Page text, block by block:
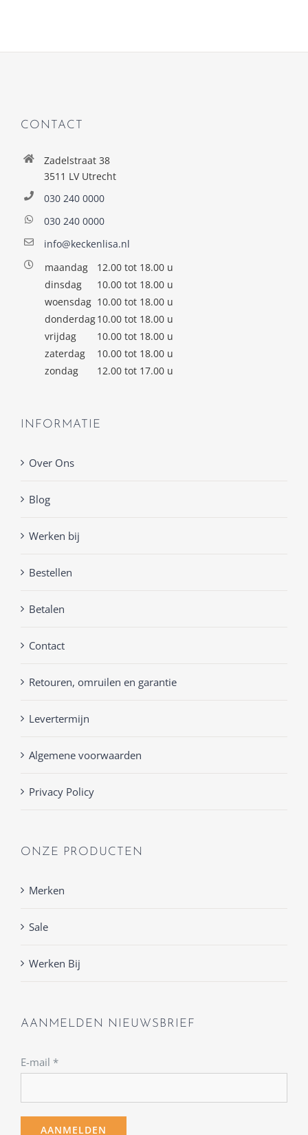
CONTACT
Zadelstraat 38
3511 LV Utrecht
030 240 0000
030 240 0000
info@keckenlisa.nl
maandag
12.00 tot 18.00 u
dinsdag
10.00 tot 18.00 u
woensdag 10.00 tot 18.00 u
donderdag10.00 tot 18.00 u
vrijdag
10.00 tot 18.00 u
zaterdag
10.00 tot 18.00 u
zondag
12.00 tot 17.00 u
INFORMATIE
Over Ons
Blog
Werken bij
Bestellen
Betalen
Contact
Retouren, omruilen en garantie
Levertermijn
Algemene voorwaarden
Privacy Policy
ONZE PRODUCTEN
Merken
Sale
Werken Bij
AANMELDEN NIEUWSBRIEF
E-mail *